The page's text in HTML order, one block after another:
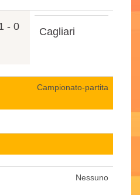
- 0 Cagliari
Campionato-partita
Nessuno